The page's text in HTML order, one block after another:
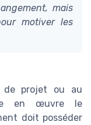
mais
motiver les
de projet ou au
en œuvre le
doit posséder